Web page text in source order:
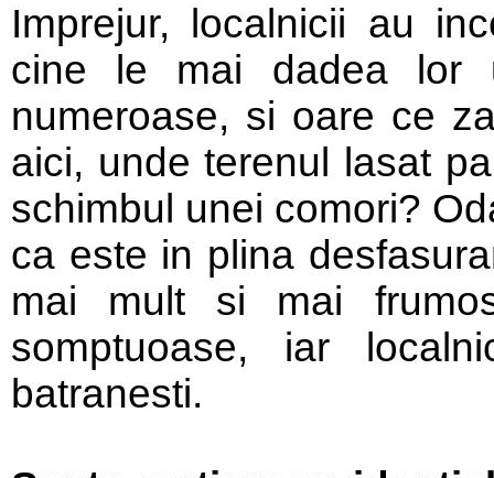
Imprejur, localnicii au
cine le mai dadea lor
numeroase, si oare ce
aici, unde terenul lasat
schimbul unei comori?
ca este in plina
mai mult si mai
somptuoase, iar
batranesti.